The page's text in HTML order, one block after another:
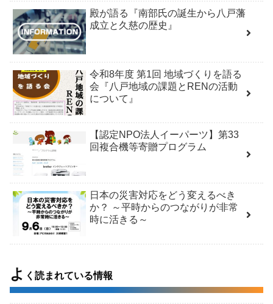
殿が語る『南部氏の誕生から八戸藩
成立と久慈の歴史』
令和8年度 第1回 地域づくりを語る
会『八戸地域の課題とRENの活動
について』
【認定NPO法人イーパーツ】第33
回複合機等寄贈プログラム
日本の災害対応をどう変えるべき
か？ ～平時からのつながりが非常
時に活きる～
よ く読まれている情報